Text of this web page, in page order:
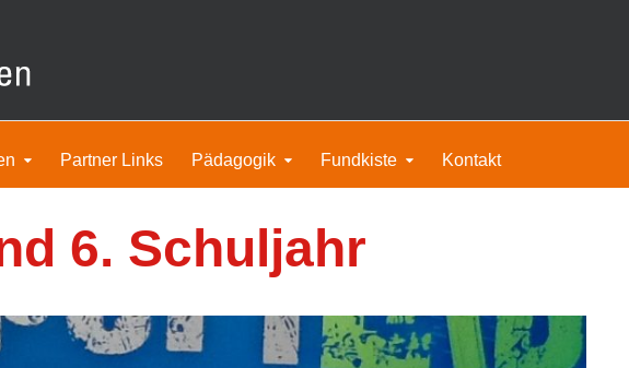
Partner Links Pädagogik Fundkiste Kontakt
6. Schuljahr